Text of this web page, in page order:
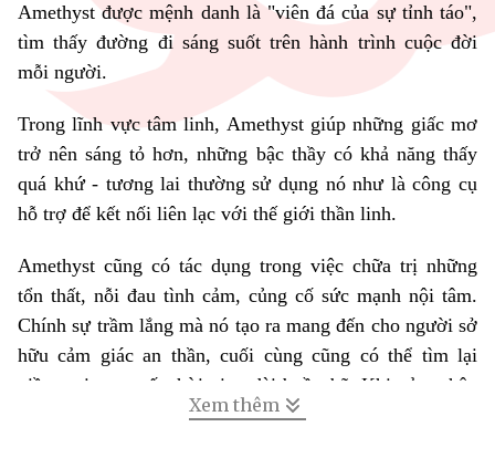
Amethyst được mệnh danh là "viên đá của sự tỉnh táo",
tìm thấy đường đi sáng suốt trên hành trình cuộc đời
mỗi người.
Trong lĩnh vực tâm linh, Amethyst giúp những giấc mơ
trở nên sáng tỏ hơn, những bậc thầy có khả năng thấy
quá khứ - tương lai thường sử dụng nó như là công cụ
hỗ trợ để kết nối liên lạc với thế giới thần linh.
Amethyst cũng có tác dụng trong việc chữa trị những
tổn thất, nỗi đau tình cảm, củng cố sức mạnh nội tâm.
Chính sự trầm lắng mà nó tạo ra mang đến cho người sở
hữu cảm giác an thần, cuối cùng cũng có thể tìm lại
niềm vui sau suốt thời gian dài buồn bã. Khi cảm nhận
được mình đang hạnh phúc, người ta sẽ có sức mạnh để
Xem thêm